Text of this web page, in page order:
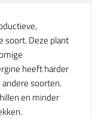
soort. Deze plant
heeft harder
soorten.
en minder